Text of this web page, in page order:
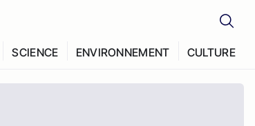
SCIENCE ENVIRONNEMENT CULTURE